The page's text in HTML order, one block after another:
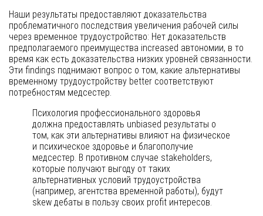
Наши результаты предоставляют доказательства
проблематичного последствия увеличения рабочей силы
через временное трудоустройство: Нет доказательств
предполагаемого преимущества increased автономии, в то
время как есть доказательства низких уровней связанности.
Эти findings поднимают вопрос о том, какие альтернативы
временному трудоустройству better соответствуют
потребностям медсестер.
Психология профессионального здоровья
должна предоставлять unbiased результаты о
том, как эти альтернативы влияют на физическое
и психическое здоровье и благополучие
медсестер. В противном случае stakeholders,
которые получают выгоду от таких
альтернативных условий трудоустройства
(например, агентства временной работы), будут
skew дебаты в пользу своих profit интересов.